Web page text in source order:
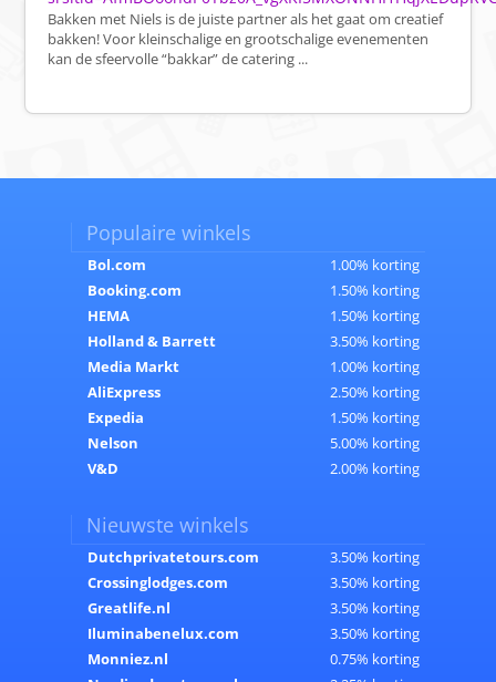
Bakken met Niels is de juiste partner als het gaat om creatief
bakken! Voor kleinschalige en grootschalige evenementen
kan de sfeervolle “bakkar” de catering ...
Populaire winkels
Bol.com
1.00% korting
Booking.com
1.50% korting
HEMA
1.50% korting
Holland & Barrett
3.50% korting
Media Markt
1.00% korting
AliExpress
2.50% korting
Expedia
1.50% korting
Nelson
5.00% korting
V&D
2.00% korting
Nieuwste winkels
Dutchprivatetours.com
3.50% korting
Crossinglodges.com
3.50% korting
Greatlife.nl
3.50% korting
Iluminabenelux.com
3.50% korting
Monniez.nl
0.75% korting